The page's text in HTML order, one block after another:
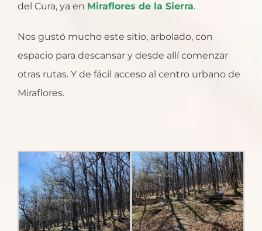
del Cura, ya en Miraflores de la Sierra.
Nos gustó mucho este sitio, arbolado, con
espacio para descansar y desde allí comenzar
otras rutas. Y de fácil acceso al centro urbano de
Miraflores.